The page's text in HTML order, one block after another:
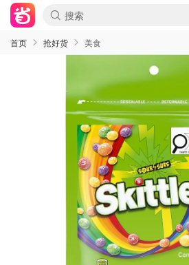
首页 抢好货 美食